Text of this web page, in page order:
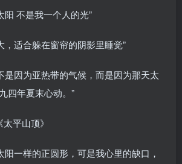
阳 不是我一个人的光”
，适合躲在窗帘的阴影里睡觉”
是因为亚热带的气候，而是因为那天太
四年夏末心动。”
平山顶》
阳一样的正圆形，可是我心里的缺口，